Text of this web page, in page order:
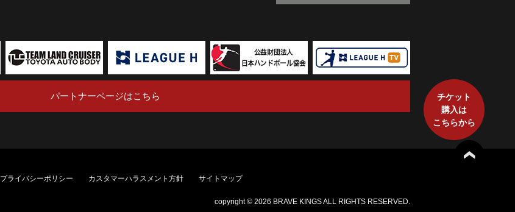
チケット
購入は
こちらから
パートナーページはこちら
プライバシーポリシー カスタマーハラスメント方針 サイトマップ
copyright © 2026 BRAVE KINGS ALL RIGHTS RESERVED.